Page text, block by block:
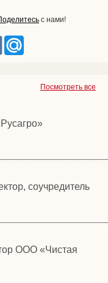
с нами!
Посмотреть все
соучредитель
ООО «Чистая